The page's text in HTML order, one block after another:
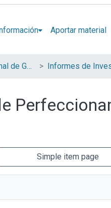
Aportar material
Universidad Nacional de General Sarmiento (UNGS) Informes de
Simple item page